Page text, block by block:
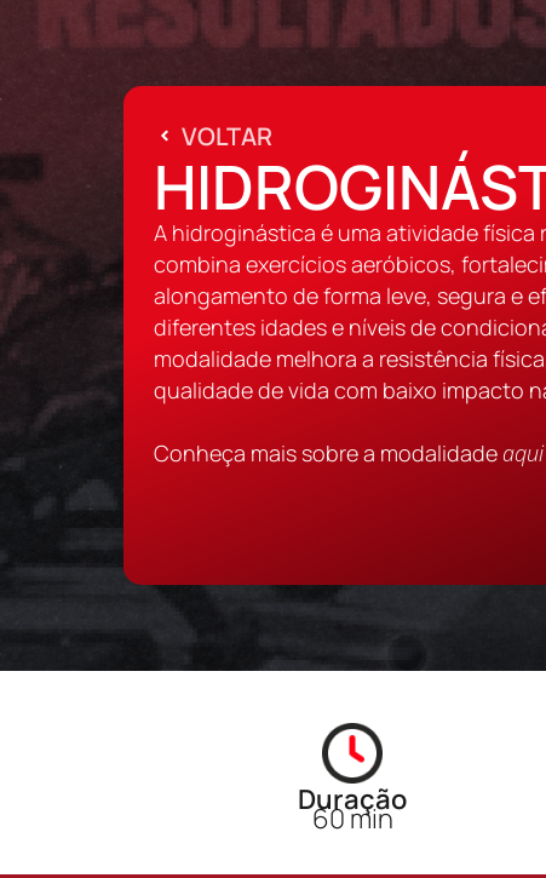
VOLTAR
A hidroginástica é uma atividade física
combina exercícios aeróbicos,
alongamento de forma leve, segura e
diferentes idades e níveis de
modalidade melhora a resistência
qualidade de vida com baixo impacto
Conheça mais sobre a modalidade aqui
Duração
60 min